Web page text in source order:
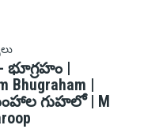
|
Bhugraham |
గుహలో | M